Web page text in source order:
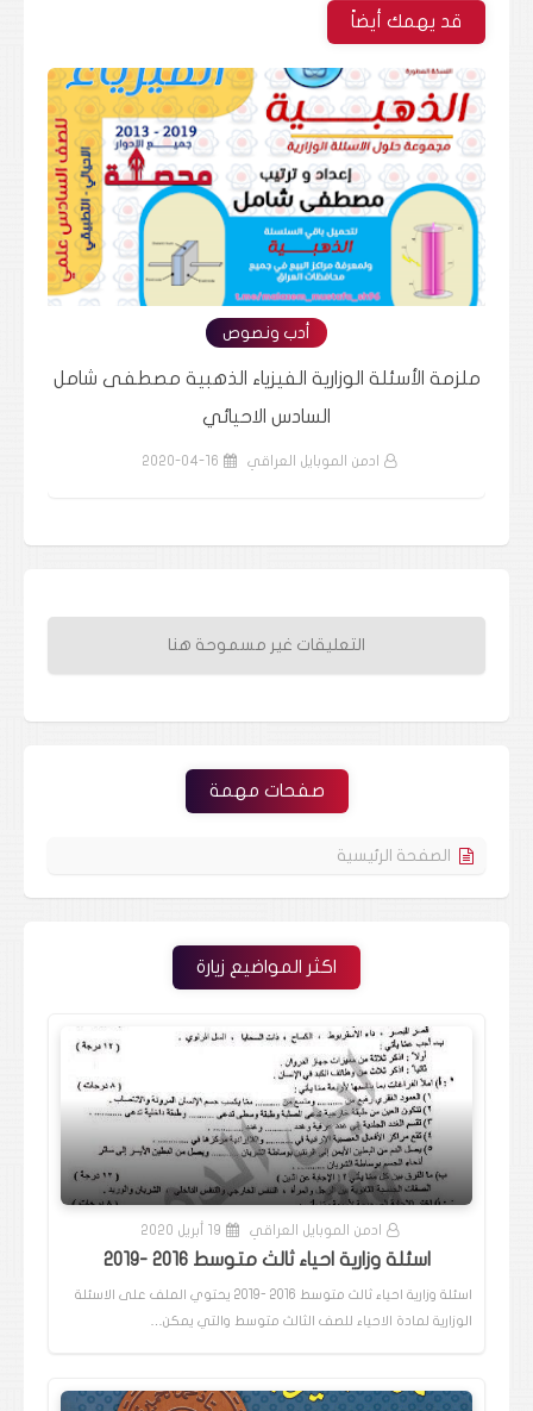
قد يهمك أيضاً
أدب ونصوص
ملزمة الفيزياء الصف السادس الاحيائي الاستاذ عصام
محمد الشمري
ادمن الموبايل العراقي 2020-04-16
التعليقات غير مسموحة هنا
صفحات مهمة
الصفحة الرئيسية
اكثر المواضيع زيارة
ادمن الموبايل العراقي 19 أبريل 2020
اسئلة وزارية احياء ثالث متوسط 2016 -2019
اسئلة وزارية احياء ثالث متوسط 2016 -2019 يحتوي الملف على الاسئلة
الوزارية لمادة الاحياء للصف الثالث متوسط والتي يمكن…